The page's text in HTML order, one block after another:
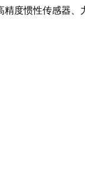
度惯性传感器